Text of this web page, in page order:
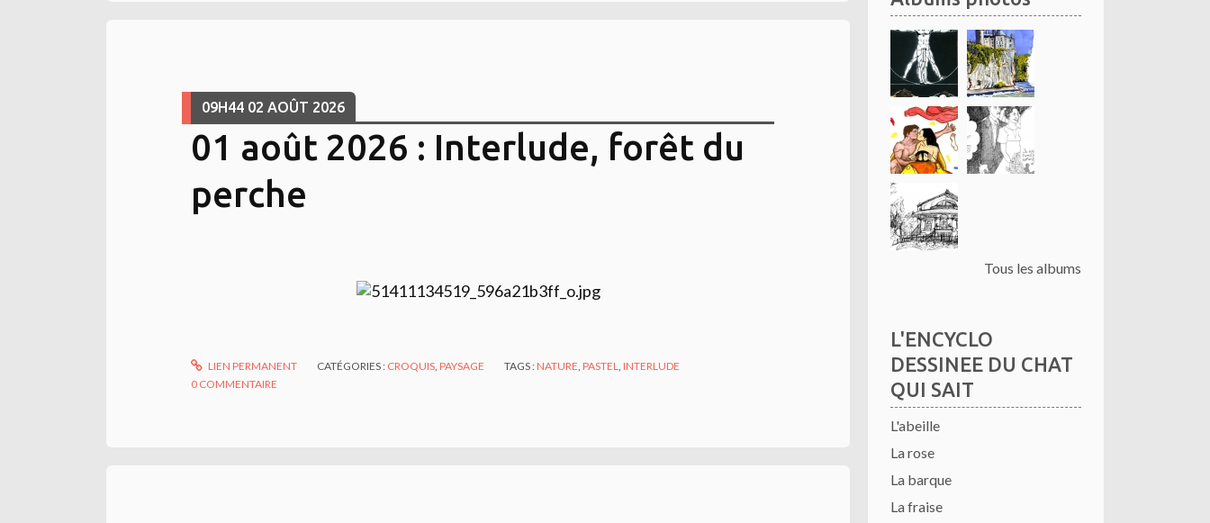
09H44 02 AOÛT 2026
01 août 2026 : Interlude, forêt du
perche
LIEN PERMANENT CATÉGORIES : CROQUIS,PAYSAGE TAGS :NATURE,PASTEL,INTERLUDE
0 COMMENTAIRE
Tous les albums
L'ENCYCLO
DESSINEE DU CHAT
QUI SAIT
L'abeille
La rose
La barque
La fraise